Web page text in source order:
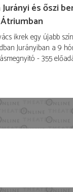
és őszi
ikrek egy újabb
Jurányiban a 9
- 355